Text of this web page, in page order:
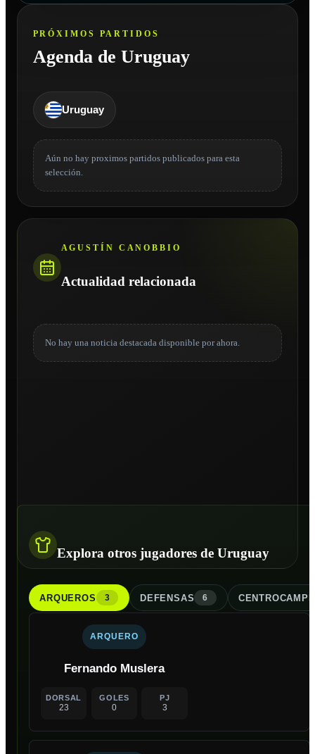
PRÓXIMOS PARTIDOS
Agenda de Uruguay
Uruguay
Aún no hay proximos partidos publicados para esta
selección.
AGUSTÍN CANOBBIO
Actualidad relacionada
No hay una noticia destacada disponible por ahora.
Explora otros jugadores de Uruguay
ARQUEROS 3 DEFENSAS 6
ARQUERO
Fernando Muslera
DORSAL
23
GOLES
0
PJ
3